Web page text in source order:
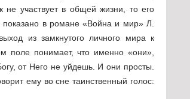
не участвует в общей жизни, то его
показано в романе «Война и мир» Л.
из замкнутого личного мира к
поле понимает, что именно «они»,
от Него не уйдешь. И они просты.
ему во сне таинственный голос: